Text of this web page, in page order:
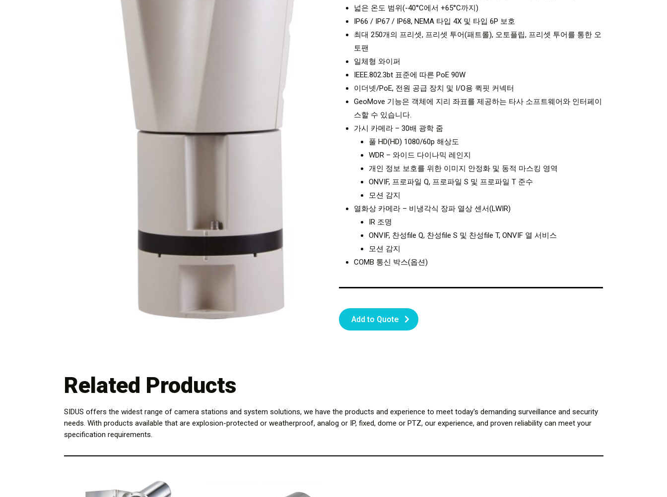
넓은 온도 범위(-40°C에서 +65°C까지)
IP66 / IP67 / IP68, NEMA 타입 4X 및 타입 6P 보호
최대 250개의 프리셋, 프리셋 투어(패트롤), 오토플립, 프리셋 투어를 통한 오
토팬
일체형 와이퍼
IEEE.802.3bt 표준에 따른 PoE 90W
이더넷/PoE, 전원 공급 장치 및 I/O용 퀵핏 커넥터
GeoMove 기능은 객체에 지리 좌표를 제공하는 타사 소프트웨어와 인터페이
스할 수 있습니다.
가시 카메라 – 30배 광학 줌
풀 HD(HD) 1080/60p 해상도
WDR – 와이드 다이나믹 레인지
개인 정보 보호를 위한 이미지 안정화 및 동적 마스킹 영역
ONVIF, 프로파일 Q, 프로파일 S 및 프로파일 T 준수
모션 감지
열화상 카메라 – 비냉각식 장파 열상 센서(LWIR)
IR 조명
ONVIF, 찬성file Q, 찬성file S 및 찬성file T, ONVIF 열 서비스
모션 감지
COMB 통신 박스(옵션)
Add to Quote
Related Products
SIDUS offers the widest range of camera stations and system solutions, we have the products and experience to meet today's demanding surveillance and security
needs. With products available that are explosion-protected or weatherproof, analog or IP, fixed, dome or PTZ, our experience, and proven reliability can meet your
specification requirements.